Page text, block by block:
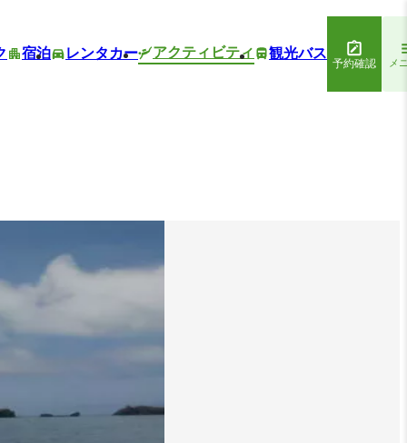
宿泊 レンタカー アクティビティ 観光バス
予約確認 メ